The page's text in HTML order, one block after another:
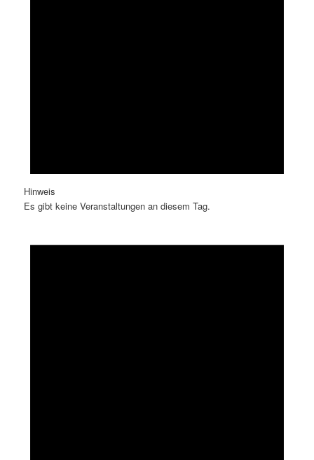
Hinweis
Es gibt keine Veranstaltungen an diesem Tag.